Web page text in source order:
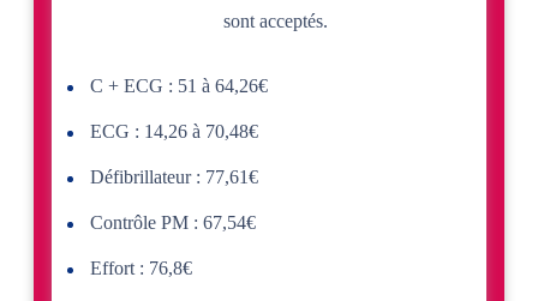
sont acceptés.
C + ECG : 51 à 64,26€
ECG : 14,26 à 70,48€
Défibrillateur : 77,61€
Contrôle PM : 67,54€
Effort : 76,8€